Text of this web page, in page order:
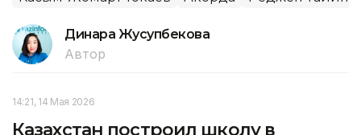
Динара Жусупбекова
Автор
14:21, 14 Мая 2026
Казахстан построил школу в